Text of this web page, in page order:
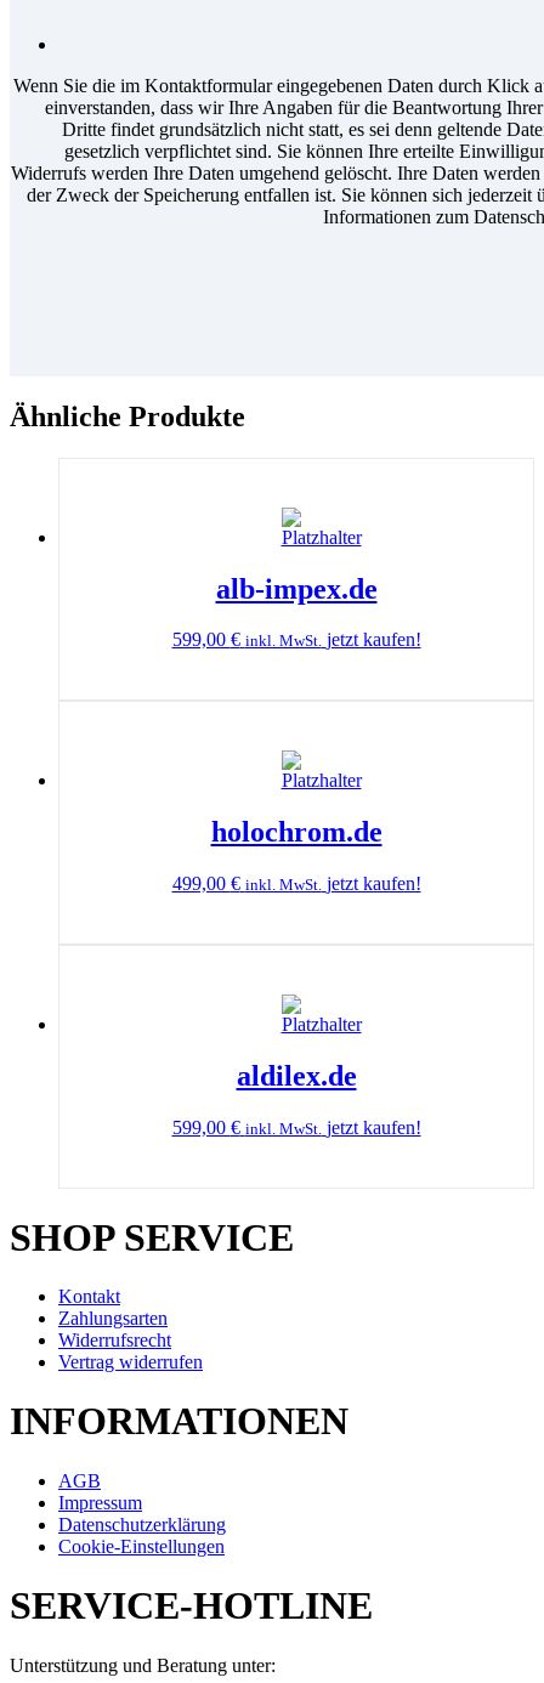
Wenn Sie die im Kontaktformular eingegebenen Daten durch Klick
einverstanden, dass wir Ihre Angaben für die Beantwortung
Dritte findet grundsätzlich nicht statt, es sei denn geltende
gesetzlich verpflichtet sind. Sie können Ihre erteilte
Widerrufs werden Ihre Daten umgehend gelöscht. Ihre Daten
der Zweck der Speicherung entfallen ist. Sie können sich
Informationen zum
Ähnliche Produkte
alb-impex.de
599,00 € inkl. MwSt. jetzt kaufen!
holochrom.de
499,00 € inkl. MwSt. jetzt kaufen!
aldilex.de
599,00 € inkl. MwSt. jetzt kaufen!
SHOP SERVICE
Kontakt
Zahlungsarten
Widerrufsrecht
Vertrag widerrufen
INFORMATIONEN
AGB
Impressum
Datenschutzerklärung
Cookie-Einstellungen
SERVICE-HOTLINE
Unterstützung und Beratung unter: